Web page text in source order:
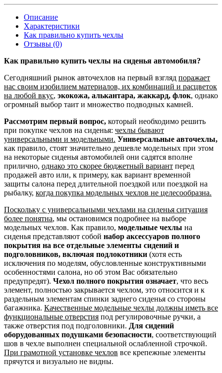
Описание
Характеристики
Как правильно купить чехлы
Отзывы (0)
Как правильно купить чехлы на сиденья автомобиля?
Сегодняшний рынок авточехлов на первый взгляд поражает
нас своим изобилием материалов, их комбинаций и расцветок
на любой вкус, экокожа, алькантара, жаккард, флок, однако
огромный выбор таит и множество подводных камней.
Рассмотрим первый вопрос, который необходимо решить
при покупке чехлов на сиденья: чехлы бывают
универсальными и модельными. Универсальные авточехлы,
как правило, стоят значительно дешевле модельных при этом
на некоторые сиденья автомобилей они садятся вполне
прилично, однако это скорее бюджетный вариант перед
продажей авто или, к примеру, как вариант временной
защиты салона перед длительной поездкой или поездкой на
рыбалку, когда покупка модельных чехлов не целесообразна.
Поскольку с универсальными чехлами на сиденья ситуация
более понятна, мы остановимся подробнее на выборе
модельных чехлов. Как правило, модельные чехлы на
сиденья представляют собой набор аксессуаров полного
покрытия на все отдельные элементы сидений и
подголовников, включая подлокотники (хотя есть
исключения по моделям, обусловленные конструктивными
особенностями салона, но об этом Вас обязательно
предупредят). Чехол полного покрытия означает, что весь
элемент, полностью закрывается чехлом, это относится и к
раздельным элементам спинки заднего сиденья со стороны
багажника. Качественные модельные чехлы должны иметь все
функциональные отверстия под регулировочные ручки, а
также отверстия под подголовники. Для сидений
оборудованных подушками безопасности, соответствующий
шов в чехле выполнен специальной ослабленной строчкой.
При грамотной установке чехлов все крепежные элементы
прячутся и визуально не видны.